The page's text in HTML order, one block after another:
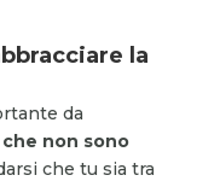
la
da
non sono
che tu sia tra